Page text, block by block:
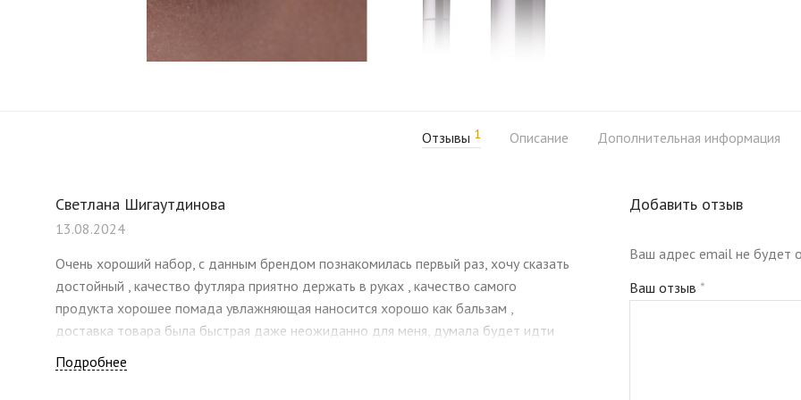
Отзывы 1 Описание Дополнительная информация
Светлана Шигаутдинова
13.08.2024
Очень хороший набор, с данным брендом познакомилась первый раз, хочу сказать
достойный , качество футляра приятно держать в руках , качество самого
продукта хорошее помада увлажняющая наносится хорошо как бальзам ,
доставка товара была быстрая даже неожиданно для меня, думала будет идти
неделя в другой город и почтой , упаковано в фирменную коробочку все очень
аккуратно, приятно получать такие посылки .
Подробнее
Добавить отзыв
Ваш адрес email не будет
Ваш отзыв *